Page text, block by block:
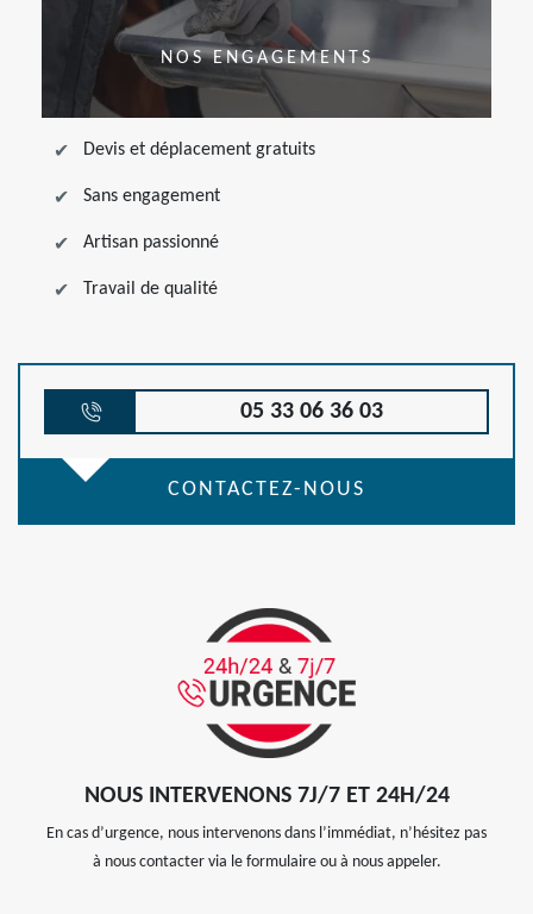
NOS ENGAGEMENTS
Devis et déplacement gratuits
Sans engagement
Artisan passionné
Travail de qualité
05 33 06 36 03
CONTACTEZ-NOUS
NOUS INTERVENONS 7J/7 ET 24H/24
En cas d’urgence, nous intervenons dans l’immédiat, n’hésitez pas
à nous contacter via le formulaire ou à nous appeler.